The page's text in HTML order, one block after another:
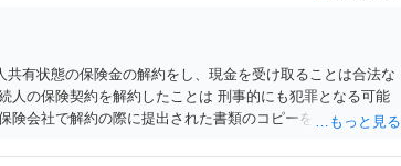
有状態の保険金の解約をし、現金を受け取ることは合法な
人の保険契約を解約したことは 刑事的にも犯罪となる可能
険会社で解約の際に提出された書類のコピーを取得して、弁